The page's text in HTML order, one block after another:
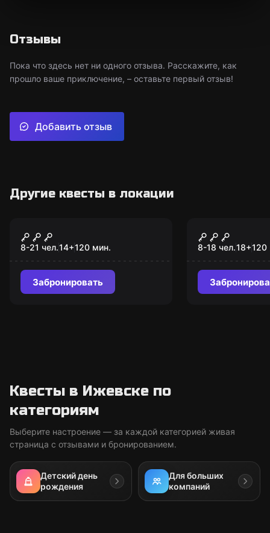
Отзывы
Пока что здесь нет ни одного отзыва. Расскажите, как
прошло ваше приключение, – оставьте первый отзыв!
Добавить отзыв
Другие квесты в локации
Судьба галактики
8-21 чел.14+120 мин.
Забронировать
Мыльная
8-18 чел.18+120
Квесты в Ижевске по
категориям
Выберите настроение — за каждой категорией живая
страница с отзывами и бронированием.
Детский день
рождения
Для больших
компаний